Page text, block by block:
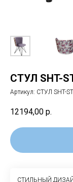
СТУЛ SHT-
Артикул: СТУЛ SHT-
12194,00 р.
СТИЛЬНЫЙ ДИЗАЙН